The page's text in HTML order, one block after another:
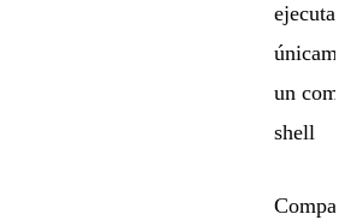
ejecutar
un
shell